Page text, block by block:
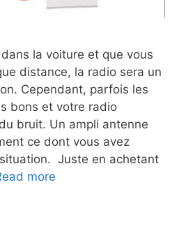
la voiture et que vous
distance, la radio sera un
Cependant, parfois les
bons et votre radio
bruit. Un ampli antenne
ce dont vous avez
Juste en achetant
more